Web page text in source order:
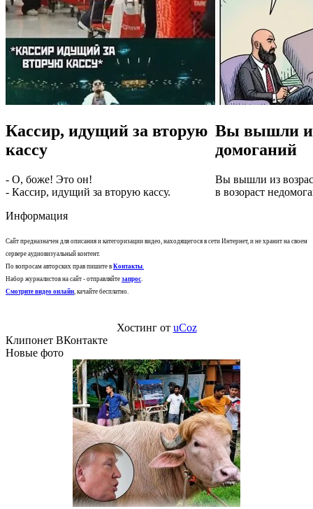
Кассир, идущий за вторую
кассу
- О, боже! Это он!
- Кассир, идущий за вторую кассу.
Вы вышли
домоганий
Вы вышли из
в возораст
Информация
Сайт предназначен для описания и категоризации видео, находящегося в сети Интернет, и не хранит на своем
сервере аудиовизуальный контент.
По вопросам авторских прав пишите в Контакты.
Набор журналистов на сайт - отправляйте запрос.
Смотрите видео онлайн, качайте бесплатно.
Хостинг от uCoz
Клипонет ВКонтакте
Новые фото